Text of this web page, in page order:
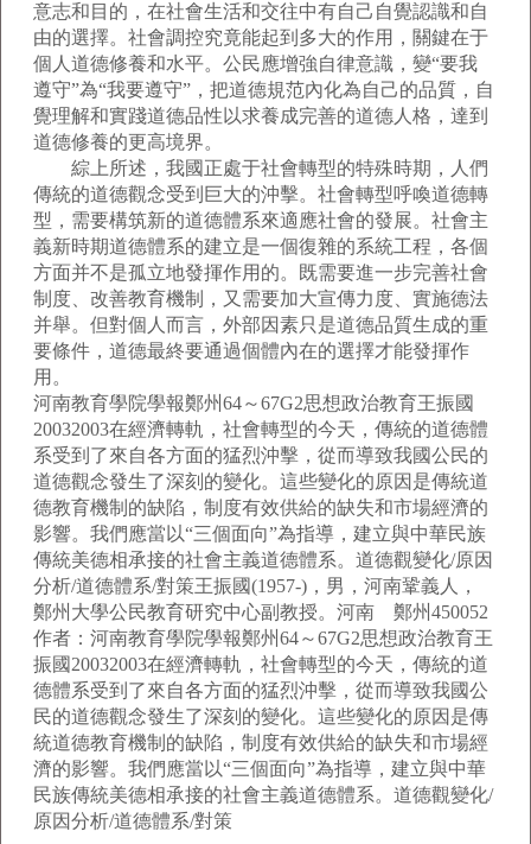
意志和目的，在社會生活和交往中有自己自覺認識和自
由的選擇。社會調控究竟能起到多大的作用，關鍵在于
個人道德修養和水平。公民應增強自律意識，變“要我
遵守”為“我要遵守”，把道德規范內化為自己的品質，自
覺理解和實踐道德品性以求養成完善的道德人格，達到
道德修養的更高境界。
綜上所述，我國正處于社會轉型的特殊時期，人們
傳統的道德觀念受到巨大的沖擊。社會轉型呼喚道德轉
型，需要構筑新的道德體系來適應社會的發展。社會主
義新時期道德體系的建立是一個復雜的系統工程，各個
方面并不是孤立地發揮作用的。既需要進一步完善社會
制度、改善教育機制，又需要加大宣傳力度、實施德法
并舉。但對個人而言，外部因素只是道德品質生成的重
要條件，道德最終要通過個體內在的選擇才能發揮作
用。
河南教育學院學報鄭州64～67G2思想政治教育王振國
20032003在經濟轉軌，社會轉型的今天，傳統的道德體
系受到了來自各方面的猛烈沖擊，從而導致我國公民的
道德觀念發生了深刻的變化。這些變化的原因是傳統道
德教育機制的缺陷，制度有效供給的缺失和市場經濟的
影響。我們應當以“三個面向”為指導，建立與中華民族
傳統美德相承接的社會主義道德體系。道德觀變化/原因
分析/道德體系/對策王振國(1957-)，男，河南鞏義人，
鄭州大學公民教育研究中心副教授。河南 鄭州450052
作者：河南教育學院學報鄭州64～67G2思想政治教育王
振國20032003在經濟轉軌，社會轉型的今天，傳統的道
德體系受到了來自各方面的猛烈沖擊，從而導致我國公
民的道德觀念發生了深刻的變化。這些變化的原因是傳
統道德教育機制的缺陷，制度有效供給的缺失和市場經
濟的影響。我們應當以“三個面向”為指導，建立與中華
民族傳統美德相承接的社會主義道德體系。道德觀變化/
原因分析/道德體系/對策